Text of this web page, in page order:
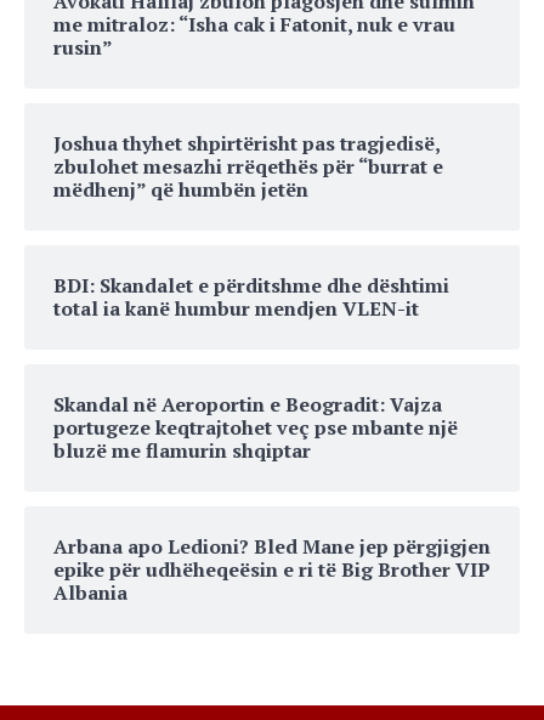
me mitraloz: “Isha cak i Fatonit, nuk e vrau
rusin”
Joshua thyhet shpirtërisht pas tragjedisë,
zbulohet mesazhi rrëqethës për “burrat e
mëdhenj” që humbën jetën
BDI: Skandalet e përditshme dhe dështimi
total ia kanë humbur mendjen VLEN-it
Skandal në Aeroportin e Beogradit: Vajza
portugeze keqtrajtohet veç pse mbante një
bluzë me flamurin shqiptar
Arbana apo Ledioni? Bled Mane jep përgjigjen
epike për udhëheqeësin e ri të Big Brother VIP
Albania